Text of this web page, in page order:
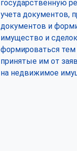
государственную
учета документов,
документов и
имущество и
формироваться тем
принятые им от
на недвижимое